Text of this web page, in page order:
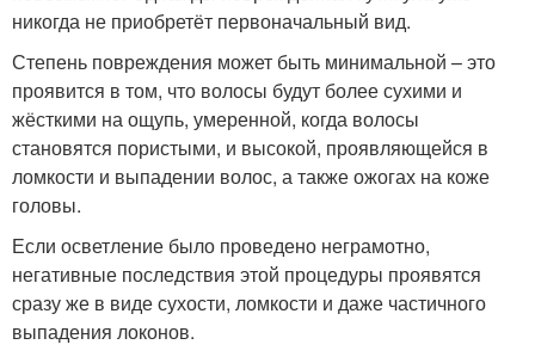
никогда не приобретёт первоначальный вид.
Степень повреждения может быть минимальной – это
проявится в том, что волосы будут более сухими и
жёсткими на ощупь, умеренной, когда волосы
становятся пористыми, и высокой, проявляющейся в
ломкости и выпадении волос, а также ожогах на коже
головы.
Если осветление было проведено неграмотно,
негативные последствия этой процедуры проявятся
сразу же в виде сухости, ломкости и даже частичного
выпадения локонов.